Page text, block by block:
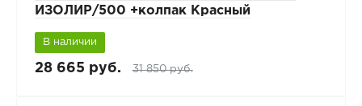
ИЗОЛИР/500 +колпак Красный
В наличии
28 665 руб. 31 850 руб.